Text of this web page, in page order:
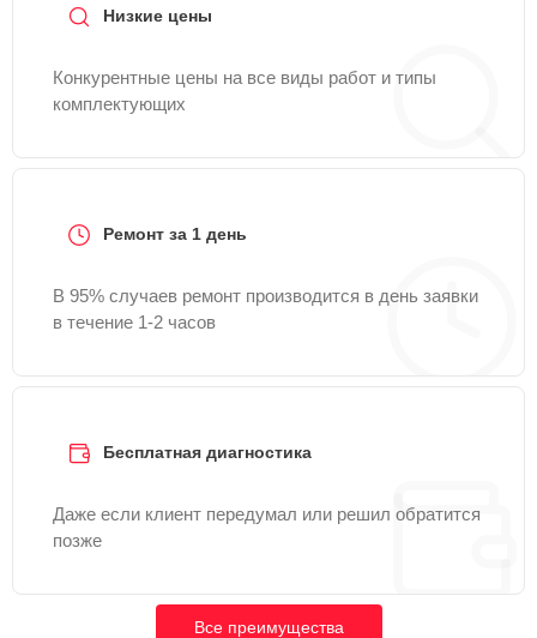
Низкие цены
Конкурентные цены на все виды работ и типы
комплектующих
Ремонт за 1 день
В 95% случаев ремонт производится в день заявки
в течение 1-2 часов
Бесплатная диагностика
Даже если клиент передумал или решил обратится
позже
Все преимущества